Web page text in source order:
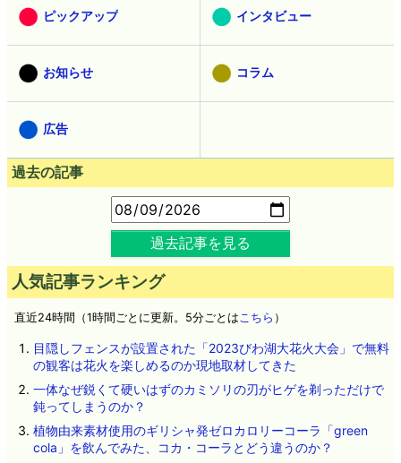
ピックアップ インタビュー
お知らせ コラム
広告
過去の記事
過去記事を見る
人気記事ランキング
直近24時間（1時間ごとに更新。5分ごとはこちら ）
目隠しフェンスが設置された「2023びわ湖大花火大会」で無料
の観客は花火を楽しめるのか現地取材してきた
一体なぜ鋭くて硬いはずのカミソリの刃がヒゲを剃っただけで
鈍ってしまうのか？
植物由来素材使用のギリシャ発ゼロカロリーコーラ「green
cola」を飲んでみた、コカ・コーラとどう違うのか？